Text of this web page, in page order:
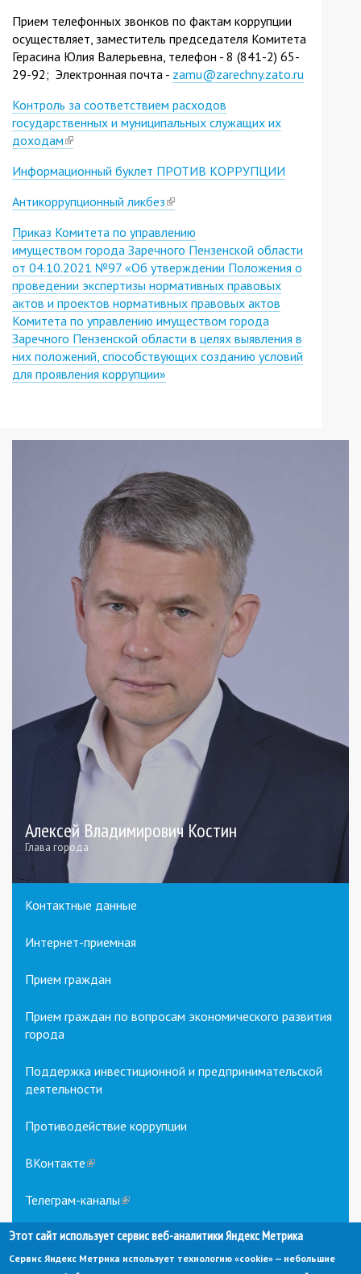
Прием телефонных звонков по фактам коррупции
осуществляет, заместитель председателя Комитета
Герасина Юлия Валерьевна, телефон - 8 (841-2) 65-
29-92; Электронная почта - zamu@zarechny.zato.ru
Контроль за соответствием расходов
государственных и муниципальных служащих их
доходам(link
external)
Информационный буклет ПРОТИВ КОРРУПЦИИ
Антикоррупционный ликбез(link
external)
Приказ Комитета по управлению
имуществом города Заречного Пензенской области
от 04.10.2021 №97 «Об утверждении Положения о
проведении экспертизы нормативных правовых
актов и проектов нормативных правовых актов
Комитета по управлению имуществом города
Заречного Пензенской области в целях выявления в
них положений, способствующих созданию условий
для проявления коррупции»
Алексей Владимирович Костин
Глава города
Контактные данные
Интернет-приемная
Прием граждан
Прием граждан по вопросам экономического развития
города
Поддержка инвестиционной и предпринимательской
деятельности
Противодействие коррупции
ВКонтакте(link
external)
Телеграм-каналы(link
external)
Этот сайт использует сервис веб-аналитики Яндекс Метрика
Сервис Яндекс Метрика использует технологию «cookie» — небольшие